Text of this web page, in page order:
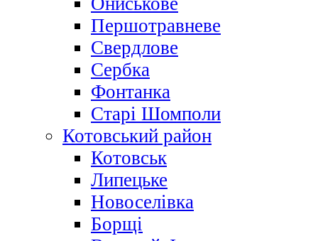
Першотравневе
Свердлове
Сербка
Фонтанка
Старі Шомполи
Котовський район
Котовськ
Липецьке
Новоселівка
Борщі